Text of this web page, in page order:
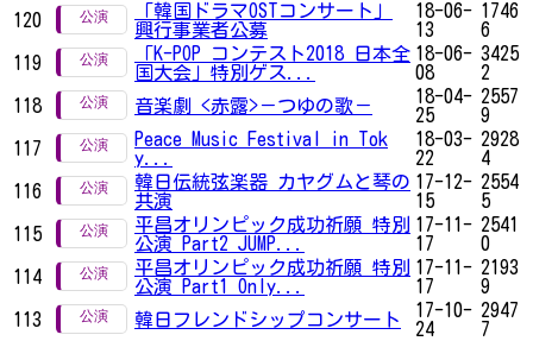
120
「韓国ドラマOSTコンサート」
興行事業者公募
18-06-
13
1746
6
119
「K-POP コンテスト2018 日本全
国大会」特別ゲス...
18-06-
08
3425
2
118
音楽劇 <赤露>－つゆの歌－
18-04-
25
2557
9
117
Peace Music Festival in Tok
y...
18-03-
22
2928
4
116
韓日伝統弦楽器 カヤグムと琴の
共演
17-12-
15
2554
5
115
平昌オリンピック成功祈願 特別
公演 Part2 JUMP...
17-11-
17
2541
0
114
平昌オリンピック成功祈願 特別
公演 Part1 Only...
17-11-
17
2193
9
113
韓日フレンドシップコンサート
17-10-
24
2947
7